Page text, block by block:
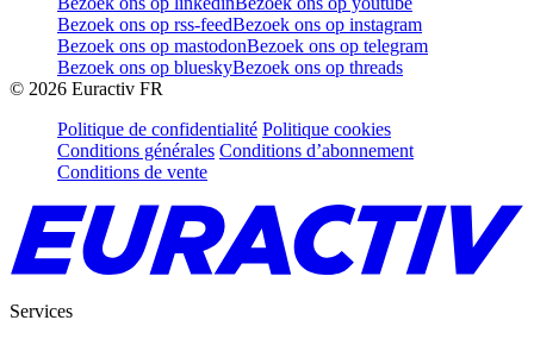
Bezoek ons op rss-feedBezoek ons op instagram
Bezoek ons op mastodonBezoek ons op telegram
Bezoek ons op blueskyBezoek ons op threads
© 2026 Euractiv FR
Politique de confidentialité Politique cookies
Conditions générales Conditions d’abonnement
Conditions de vente
Services